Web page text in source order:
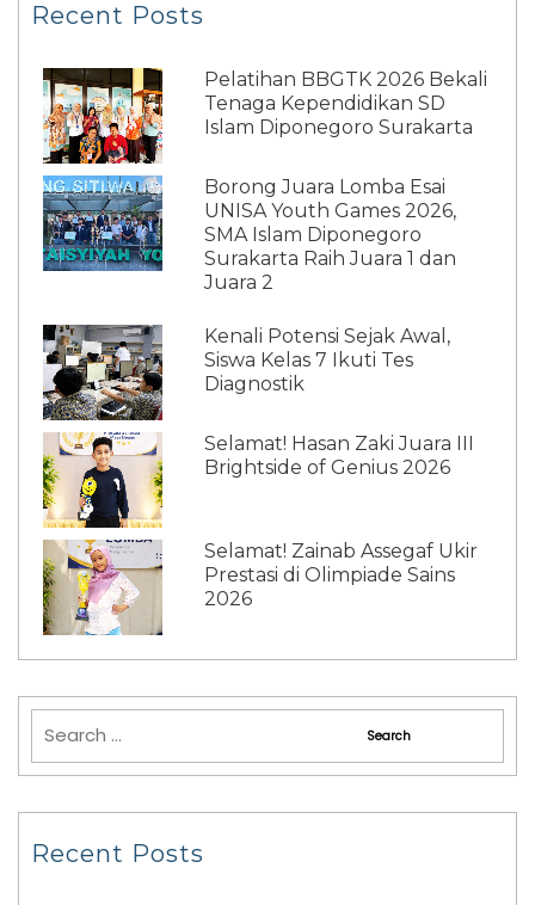
Recent Posts
Pelatihan BBGTK 2026 Bekali
Tenaga Kependidikan SD
Islam Diponegoro Surakarta
Borong Juara Lomba Esai
UNISA Youth Games 2026,
SMA Islam Diponegoro
Surakarta Raih Juara 1 dan
Juara 2
Kenali Potensi Sejak Awal,
Siswa Kelas 7 Ikuti Tes
Diagnostik
Selamat! Hasan Zaki Juara III
Brightside of Genius 2026
Selamat! Zainab Assegaf Ukir
Prestasi di Olimpiade Sains
2026
Recent Posts